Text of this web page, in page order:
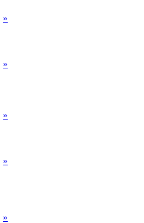
»
»
»
»
»